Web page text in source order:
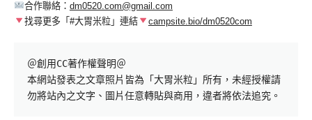
合作聯絡： dm0520.com@gmail.com
找尋更多「#大胃米粒」連結
campsite.bio/dm0520com
＠創用CC著作權聲明＠
本網站發表之文章照片皆為「大胃米粒」所有，未經授權請
勿將站內之文字、圖片任意轉貼與商用，違者將依法追究。